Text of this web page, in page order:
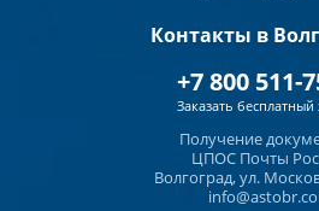
Контакты в
+7 800 511-
Заказать бесплатный
Получение
ЦПОС Почты
Волгоград, ул.